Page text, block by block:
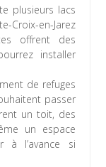
plusieurs lacs
Croix-en-Jarez
offrent des
installer
de refuges
passer
un toit, des
un espace
à l’avance si